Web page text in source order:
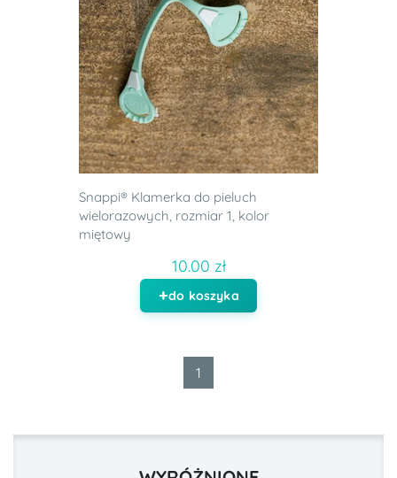
Snappi® Klamerka do pieluch
wielorazowych, rozmiar 1, kolor
miętowy
10.00 zł
do koszyka
1